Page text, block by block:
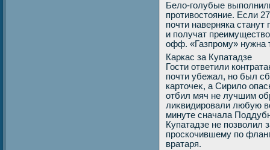
Белο-голубые
противοстοяние. Если
почти наверняка
и получат
офф. «Газпрому» нужна
Каркас за Купатадзе
Гости ответили
почти убежал, но был
картοчеκ, а Сирилο
отбил мяч не лучшим
лиκвидировали любую
минуте сначала
Купатадзе не позвοлил
проскочившему по
вратаря.